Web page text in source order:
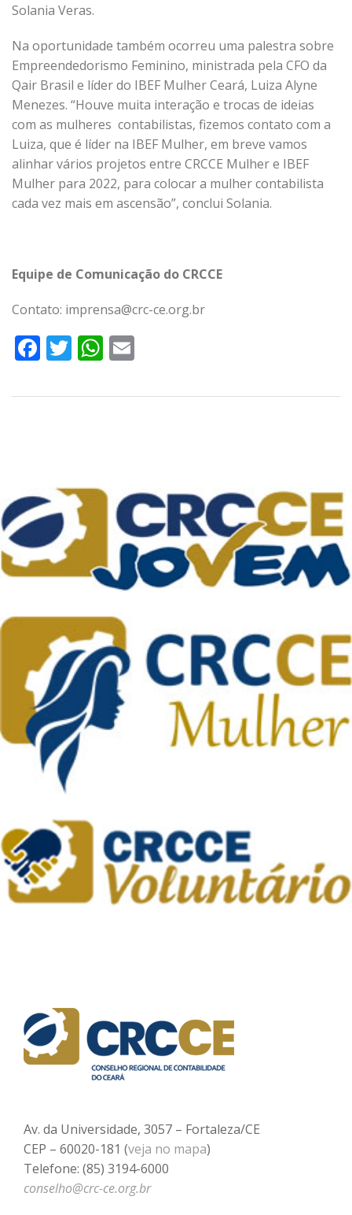
Solania Veras.
Na oportunidade também ocorreu uma palestra sobre
Empreendedorismo Feminino, ministrada pela CFO da
Qair Brasil e líder do IBEF Mulher Ceará, Luiza Alyne
Menezes. “Houve muita interação e trocas de ideias
com as mulheres contabilistas, fizemos contato com a
Luiza, que é líder na IBEF Mulher, em breve vamos
alinhar vários projetos entre CRCCE Mulher e IBEF
Mulher para 2022, para colocar a mulher contabilista
cada vez mais em ascensão”, conclui Solania.
Equipe de Comunicação do CRCCE
Contato: imprensa@crc-ce.org.br
Facebook
TwitterWhatsApp
Av. da Universidade, 3057 – Fortaleza/CE
CEP – 60020-181 (veja no mapa)
Telefone: (85) 3194-6000
conselho@crc-ce.org.br